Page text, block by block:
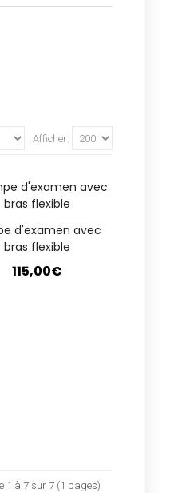
Afficher:
d'examen avec
bras flexible
115,00€
1 à 7 sur 7 (1 pages)